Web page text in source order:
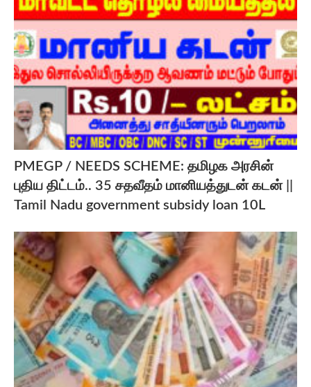
PMEGP / NEEDS SCHEME: தமிழக அரசின்
புதிய திட்டம்.. 35 சதவீதம் மானியத்துடன் கடன் ||
Tamil Nadu government subsidy loan 10L